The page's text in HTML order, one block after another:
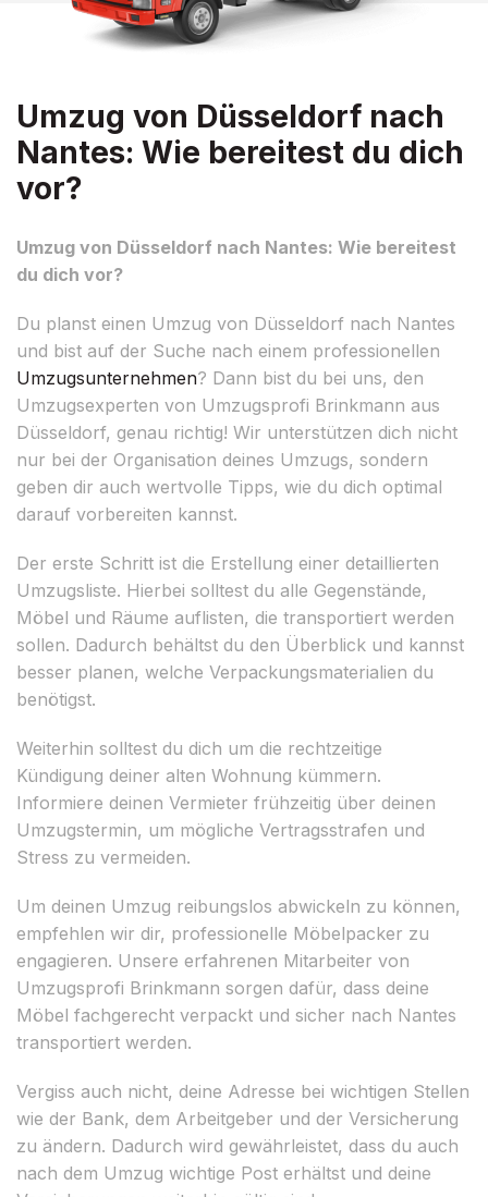
Umzug von Düsseldorf nach
Nantes: Wie bereitest du dich
vor?
Umzug von Düsseldorf nach Nantes: Wie bereitest
du dich vor?
Du planst einen Umzug von Düsseldorf nach Nantes
und bist auf der Suche nach einem professionellen
Umzugsunternehmen? Dann bist du bei uns, den
Umzugsexperten von Umzugsprofi Brinkmann aus
Düsseldorf, genau richtig! Wir unterstützen dich nicht
nur bei der Organisation deines Umzugs, sondern
geben dir auch wertvolle Tipps, wie du dich optimal
darauf vorbereiten kannst.
Der erste Schritt ist die Erstellung einer detaillierten
Umzugsliste. Hierbei solltest du alle Gegenstände,
Möbel und Räume auflisten, die transportiert werden
sollen. Dadurch behältst du den Überblick und kannst
besser planen, welche Verpackungsmaterialien du
benötigst.
Weiterhin solltest du dich um die rechtzeitige
Kündigung deiner alten Wohnung kümmern.
Informiere deinen Vermieter frühzeitig über deinen
Umzugstermin, um mögliche Vertragsstrafen und
Stress zu vermeiden.
Um deinen Umzug reibungslos abwickeln zu können,
empfehlen wir dir, professionelle Möbelpacker zu
engagieren. Unsere erfahrenen Mitarbeiter von
Umzugsprofi Brinkmann sorgen dafür, dass deine
Möbel fachgerecht verpackt und sicher nach Nantes
transportiert werden.
Vergiss auch nicht, deine Adresse bei wichtigen Stellen
wie der Bank, dem Arbeitgeber und der Versicherung
zu ändern. Dadurch wird gewährleistet, dass du auch
nach dem Umzug wichtige Post erhältst und deine